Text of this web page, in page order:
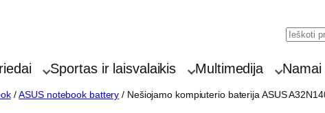
Sportas ir laisvalaikis Multimedija Namai
/ASUS notebook battery / Nešiojamo kompiuterio baterija ASUS